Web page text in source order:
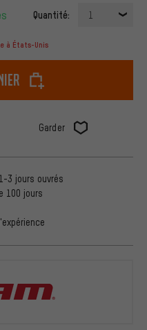
Quantité: 1
à États-Unis
Garder
3 jours ouvrés
100 jours
SRAM